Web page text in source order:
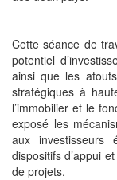
Cette séance de
potentiel
ainsi que les
stratégiques à
l’immobilier et le
exposé les
aux investisseurs
dispositifs d’appui
de projets.